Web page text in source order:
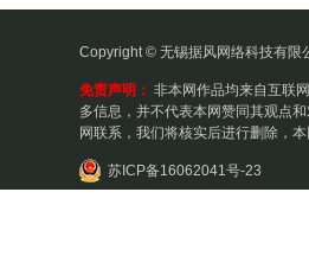
Copyright © 无锡据风网络科技有限
免责声明： 非本网作品均来自互联
多信息，并不代表本网赞同其观点
网联系，我们将核实后进行删除，
苏ICP备16062041号-23